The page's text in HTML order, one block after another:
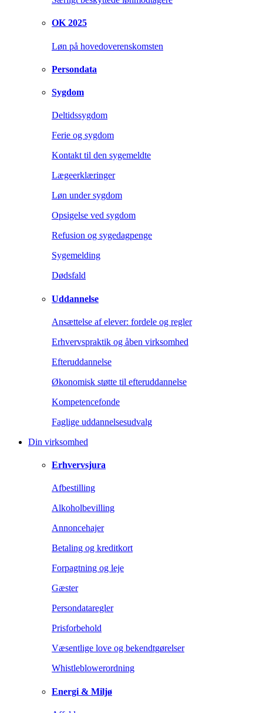
OK 2025
Løn på hovedoverenskomsten
Persondata
Sygdom
Deltidssygdom
Ferie og sygdom
Kontakt til den sygemeldte
Lægeerklæringer
Løn under sygdom
Opsigelse ved sygdom
Refusion og sygedagpenge
Sygemelding
Dødsfald
Uddannelse
Ansættelse af elever: fordele og regler
Erhvervspraktik og åben virksomhed
Efteruddannelse
Økonomisk støtte til efteruddannelse
Kompetencefonde
Faglige uddannelsesudvalg
Din virksomhed
Erhvervsjura
Afbestilling
Alkoholbevilling
Annoncehajer
Betaling og kreditkort
Forpagtning og leje
Gæster
Persondataregler
Prisforbehold
Væsentlige love og bekendtgørelser
Whistleblowerordning
Energi & Miljø